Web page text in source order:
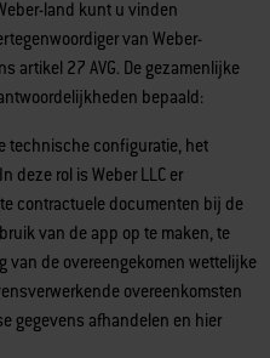
land kunt u vinden
van Weber-
artikel 27 AVG. De gezamenlijke
bepaald:
technische configuratie, het
deze rol is Weber LLC er
contractuele documenten bij de
van de app op te maken, te
van de overeengekomen wettelijke
overeenkomsten
gegevens afhandelen en hier